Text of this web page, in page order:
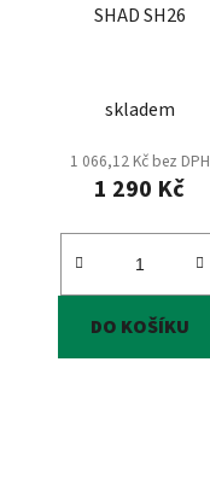
SHAD SH26
skladem
1 066,12 Kč bez DPH
1 290 Kč
DO KOŠÍKU